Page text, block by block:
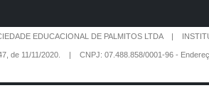
EDUCACIONAL DE PALMITOS LTDA |
de 11/11/2020. | CNPJ: 07.488.858/0001-96 -